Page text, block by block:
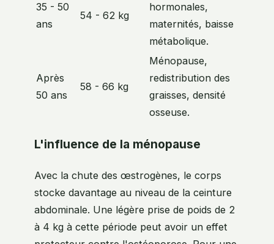
35 - 50
ans
54 - 62 kg
hormonales,
maternités, baisse
métabolique.
Après
50 ans
58 - 66 kg
Ménopause,
redistribution des
graisses, densité
osseuse.
L'influence de la ménopause
Avec la chute des œstrogènes, le corps
stocke davantage au niveau de la ceinture
abdominale. Une légère prise de poids de 2
à 4 kg à cette période peut avoir un effet